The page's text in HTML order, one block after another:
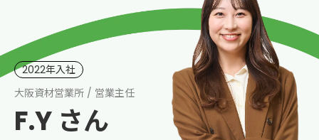
2022年入社
大阪資材営業所 / 営業主任
F.Y さん